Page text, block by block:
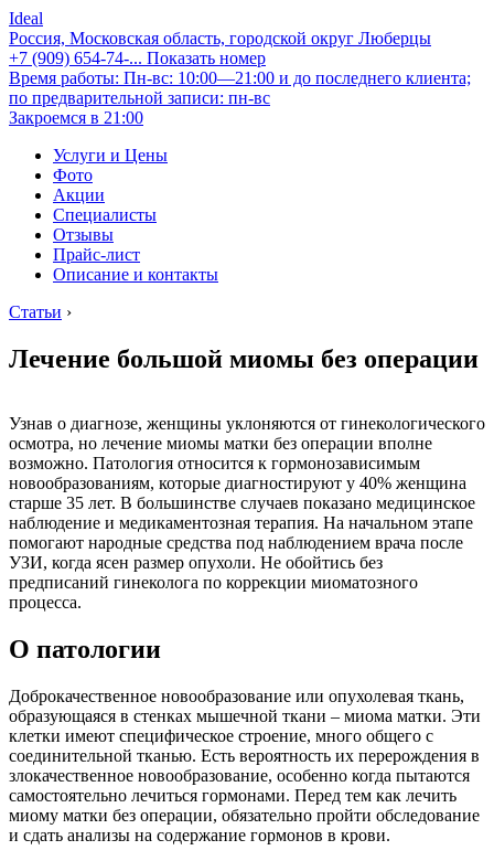
Ideal
Россия, Московская область, городской округ Люберцы
+7 (909) 654-74-... Показать номер
Время работы: Пн-вс: 10:00—21:00 и до последнего клиента;
по предварительной записи: пн-вс
Закроемся в 21:00
Услуги и Цены
Фото
Акции
Специалисты
Отзывы
Прайс-лист
Описание и контакты
Статьи ›
Лечение большой миомы без операции
Узнав о диагнозе, женщины уклоняются от гинекологического
осмотра, но лечение миомы матки без операции вполне
возможно. Патология относится к гормонозависимым
новообразованиям, которые диагностируют у 40% женщина
старше 35 лет. В большинстве случаев показано медицинское
наблюдение и медикаментозная терапия. На начальном этапе
помогают народные средства под наблюдением врача после
УЗИ, когда ясен размер опухоли. Не обойтись без
предписаний гинеколога по коррекции миоматозного
процесса.
О патологии
Доброкачественное новообразование или опухолевая ткань,
образующаяся в стенках мышечной ткани – миома матки. Эти
клетки имеют специфическое строение, много общего с
соединительной тканью. Есть вероятность их перерождения в
злокачественное новообразование, особенно когда пытаются
самостоятельно лечиться гормонами. Перед тем как лечить
миому матки без операции, обязательно пройти обследование
и сдать анализы на содержание гормонов в крови.